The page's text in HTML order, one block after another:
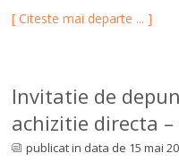
[ Citeste mai departe ... ]
Invitatie de
achizitie directa –
publicat in data de 15 mai